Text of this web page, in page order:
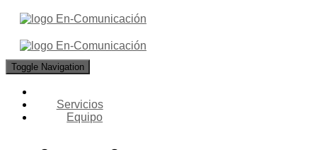
Toggle Navigation
Servicios
Equipo